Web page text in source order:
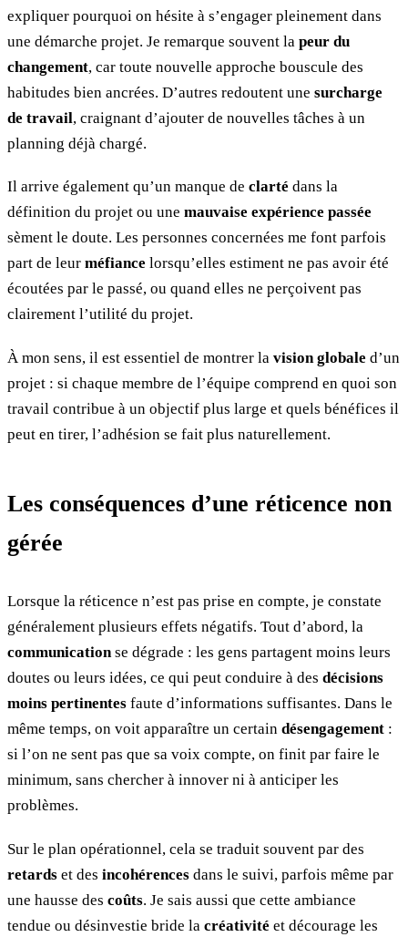
expliquer pourquoi on hésite à s’engager pleinement dans
une démarche projet. Je remarque souvent la peur du
changement, car toute nouvelle approche bouscule des
habitudes bien ancrées. D’autres redoutent une surcharge
de travail, craignant d’ajouter de nouvelles tâches à un
planning déjà chargé.
Il arrive également qu’un manque de clarté dans la
définition du projet ou une mauvaise expérience passée
sèment le doute. Les personnes concernées me font parfois
part de leur méfiance lorsqu’elles estiment ne pas avoir été
écoutées par le passé, ou quand elles ne perçoivent pas
clairement l’utilité du projet.
À mon sens, il est essentiel de montrer la vision globale d’un
projet : si chaque membre de l’équipe comprend en quoi son
travail contribue à un objectif plus large et quels bénéfices il
peut en tirer, l’adhésion se fait plus naturellement.
Les conséquences d’une réticence non
gérée
Lorsque la réticence n’est pas prise en compte, je constate
généralement plusieurs effets négatifs. Tout d’abord, la
communicationse dégrade : les gens partagent moins leurs
doutes ou leurs idées, ce qui peut conduire à des décisions
moins pertinentes faute d’informations suffisantes. Dans le
même temps, on voit apparaître un certain désengagement :
si l’on ne sent pas que sa voix compte, on finit par faire le
minimum, sans chercher à innover ni à anticiper les
problèmes.
Sur le plan opérationnel, cela se traduit souvent par des
retards et des incohérences dans le suivi, parfois même par
une hausse des coûts. Je sais aussi que cette ambiance
tendue ou désinvestie bride la créativité et décourage les